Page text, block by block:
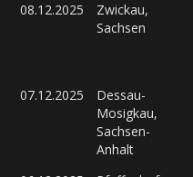
08.12.2025
Zwickau,
Sachsen
07.12.2025
Dessau-
Mosigkau,
Sachsen-
Anhalt